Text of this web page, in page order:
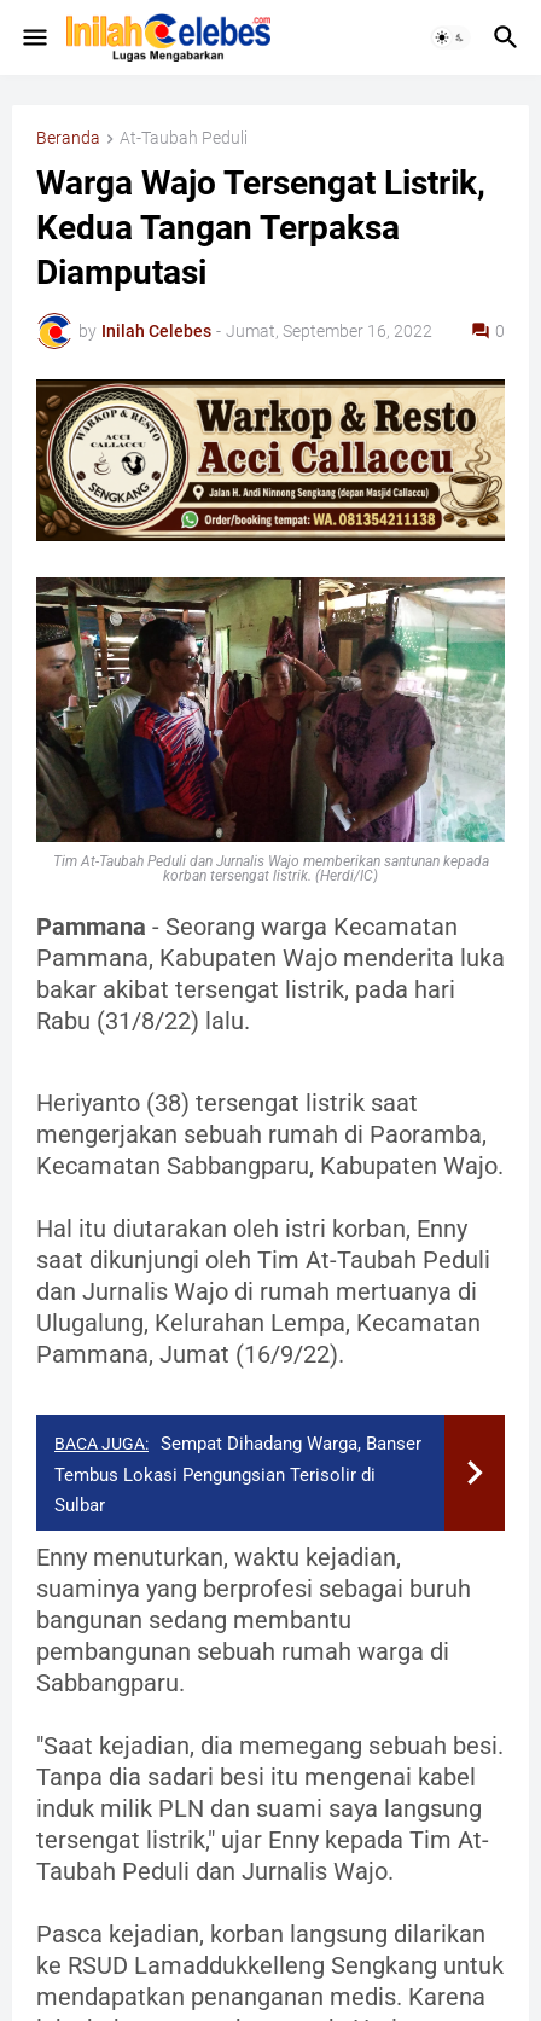
Beranda At-Taubah Peduli
Warga Wajo Tersengat Listrik,
Kedua Tangan Terpaksa
Diamputasi
by Inilah Celebes - Jumat, September 16, 2022 0
Tim At-Taubah Peduli dan Jurnalis Wajo memberikan santunan kepada
korban tersengat listrik. (Herdi/IC)
Pammana - Seorang warga Kecamatan
Pammana, Kabupaten Wajo menderita luka
bakar akibat tersengat listrik, pada hari
Rabu (31/8/22) lalu.
Heriyanto (38) tersengat listrik saat
mengerjakan sebuah rumah di Paoramba,
Kecamatan Sabbangparu, Kabupaten Wajo.
Hal itu diutarakan oleh istri korban, Enny
saat dikunjungi oleh Tim At-Taubah Peduli
dan Jurnalis Wajo di rumah mertuanya di
Ulugalung, Kelurahan Lempa, Kecamatan
Pammana, Jumat (16/9/22).
BACA JUGA:
Sempat Dihadang Warga, Banser
Tembus Lokasi Pengungsian Terisolir di
Sulbar
Enny menuturkan, waktu kejadian,
suaminya yang berprofesi sebagai buruh
bangunan sedang membantu
pembangunan sebuah rumah warga di
Sabbangparu.
"Saat kejadian, dia memegang sebuah besi.
Tanpa dia sadari besi itu mengenai kabel
induk milik PLN dan suami saya langsung
tersengat listrik," ujar Enny kepada Tim At-
Taubah Peduli dan Jurnalis Wajo.
Pasca kejadian, korban langsung dilarikan
ke RSUD Lamaddukkelleng Sengkang untuk
mendapatkan penanganan medis. Karena